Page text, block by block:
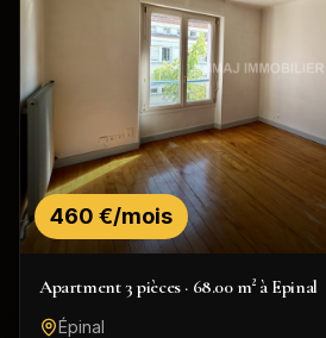
460 €/mois
Apartment 3 pièces · 68.00 m² à Epinal
Épinal